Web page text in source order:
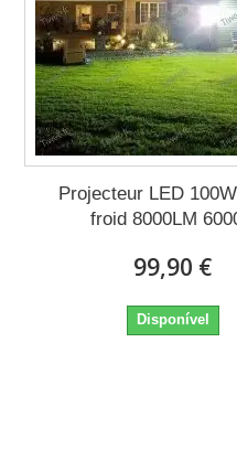
Projecteur LED
froid 8000LM
99,90 €
Disponível